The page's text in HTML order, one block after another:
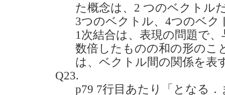
た概念は、2 つのベクトル
3つのベクトル、4つのベク
1次結合は、表現の問題で
数倍したものの和の形のこ
は、ベクトル間の関係を表
Q23.
p79 7行目あたり「となる